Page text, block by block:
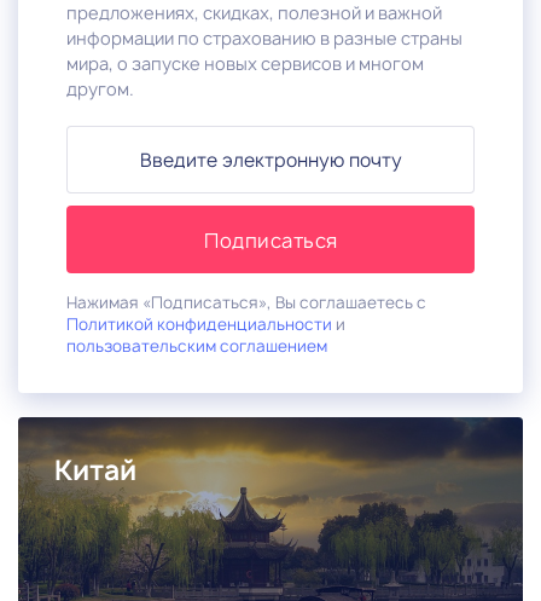
предложениях, скидках, полезной и важной
информации по страхованию в разные страны
мира, о запуске новых сервисов и многом
другом.
Нажимая «Подписаться», Вы соглашаетесь с
Политикой конфиденциальности и
пользовательским соглашением
Китай